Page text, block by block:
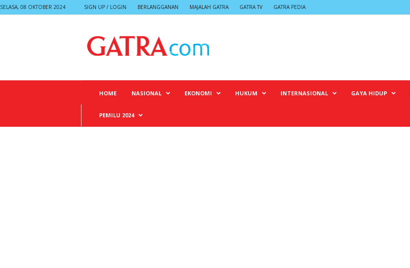
SELASA, 08 OKTOBER 2024 SIGN UP / LOGIN BERLANGGANAN MAJALAH GATRA GATRA TV GATRA PEDIA
HOME NASIONAL EKONOMI HUKUM INTERNASIONAL GAYA HIDUP
PEMILU 2024